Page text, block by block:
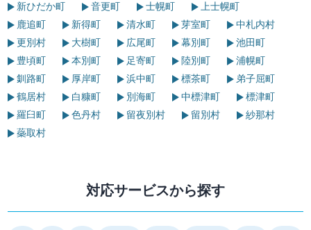
新ひだか町
音更町 士幌町
上士幌町
鹿追町
新得町 清水町 芽室町
中札内村
更別村
大樹町 広尾町 幕別町
池田町
豊頃町
本別町 足寄町 陸別町
浦幌町
釧路町
厚岸町 浜中町 標茶町
弟子屈町
鶴居村
白糠町 別海町 中標津町
標津町
羅臼町
色丹村 留夜別村 留別村
紗那村
蘂取村
対応サービスから探す